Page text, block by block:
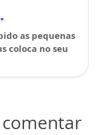
as pequenas
coloca no seu